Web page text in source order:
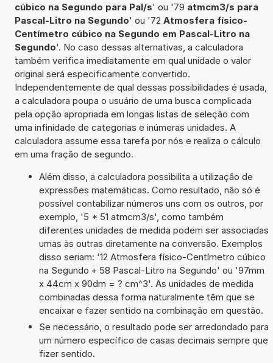
cúbico na Segundo para Pal/s' ou '79 atmcm3/s para
Pascal-Litro na Segundo' ou '72 Atmosfera físico-
Centímetro cúbico na Segundo em Pascal-Litro na
Segundo'. No caso dessas alternativas, a calculadora
também verifica imediatamente em qual unidade o valor
original será especificamente convertido.
Independentemente de qual dessas possibilidades é usada,
a calculadora poupa o usuário de uma busca complicada
pela opção apropriada em longas listas de seleção com
uma infinidade de categorias e inúmeras unidades. A
calculadora assume essa tarefa por nós e realiza o cálculo
em uma fração de segundo.
Além disso, a calculadora possibilita a utilização de
expressões matemáticas. Como resultado, não só é
possível contabilizar números uns com os outros, por
exemplo, '5 * 51 atmcm3/s', como também
diferentes unidades de medida podem ser associadas
umas às outras diretamente na conversão. Exemplos
disso seriam: '12 Atmosfera físico-Centímetro cúbico
na Segundo + 58 Pascal-Litro na Segundo' ou '97mm
x 44cm x 90dm = ? cm^3'. As unidades de medida
combinadas dessa forma naturalmente têm que se
encaixar e fazer sentido na combinação em questão.
Se necessário, o resultado pode ser arredondado para
um número específico de casas decimais sempre que
fizer sentido.